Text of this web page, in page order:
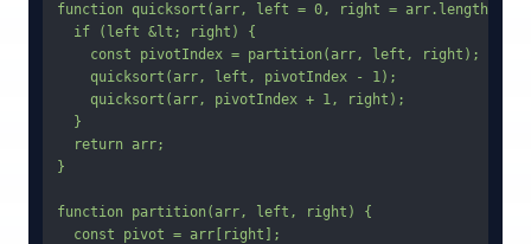
function quicksort(arr, left = 0, right = arr.length -
  if (left &lt; right) {
    const pivotIndex = partition(arr, left, right);
    quicksort(arr, left, pivotIndex - 1);
    quicksort(arr, pivotIndex + 1, right);
  }
  return arr;
}
function partition(arr, left, right) {
  const pivot = arr[right];